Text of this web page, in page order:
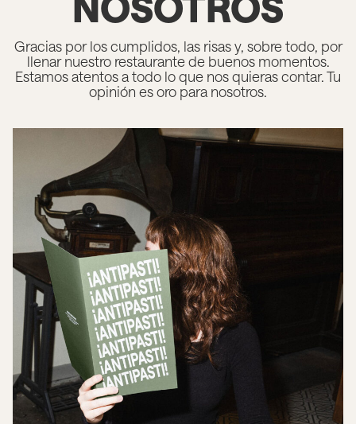
Gracias por los cumplidos, las risas y, sobre todo, por
llenar nuestro restaurante de buenos momentos.
Estamos atentos a todo lo que nos quieras contar. Tu
opinión es oro para nosotros.